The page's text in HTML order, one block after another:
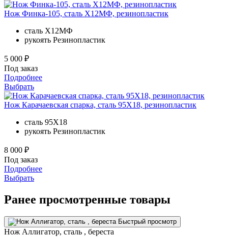
Нож Финка-105, сталь Х12МФ, резинопластик
сталь Х12МФ
рукоять Резинопластик
5 000 ₽
Под заказ
Подробнее
Выбрать
Нож Карачаевская спарка, сталь 95Х18, резинопластик
сталь 95Х18
рукоять Резинопластик
8 000 ₽
Под заказ
Подробнее
Выбрать
Ранее просмотренные товары
Быстрый просмотр
Нож Аллигатор, сталь , береста